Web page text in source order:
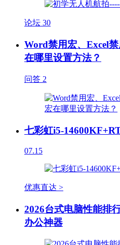
论坛 30
Word禁用宏、Excel
在哪里设置方法？
问答 2
七彩虹i5-
07.15
优惠直达 >
2026台式电脑性能排
办公神器